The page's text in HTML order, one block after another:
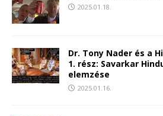
2025.01.18.
Dr. Tony Nader és a
1. rész: Savarkar
elemzése
2025.01.16.